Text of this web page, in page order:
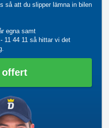
så att du slipper lämna in bilen
egna samt
11 44 11 så hittar vi det
offert